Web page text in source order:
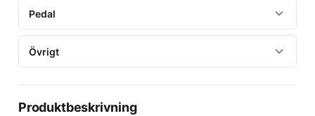
12x148mm thru-axle, 32h
Däck
Framdäck: Butcher, GRID GRAVITY casing, GRIPTON® T9
compound, TLR, 29x2.4" Bakdäck: Butcher, GRID GRAVITY
casing, GRIPTON® T9 compound, TLR, 27.5x2.4"
Kedja
SRAM Eagle 70 T-Type Flattop Chain
XS-1270, 12-speed, 10-52t
Specialized, 6061 alloy, 6-degree upsweep, 8-degree
backsweep, 30mm rise, S1-S2: 780mm width, S3-S6
800mm width
Motor
Specialized 3.1 Motor, 101Nm torque, 666W power
Display
Specialized App
Batteristorlek
840Wh battery
Pedal
Ingår alltid hos oss!
Övrigt
26.08 kg (Storlek S4)
Produktbeskrivning